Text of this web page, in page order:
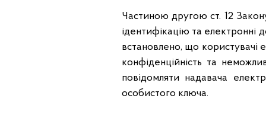
Частиною другою ст. 12
ідентифікацію та електронні
встановлено, що користувачі
конфіденційність та
повідомляти надавача
особистого ключа.